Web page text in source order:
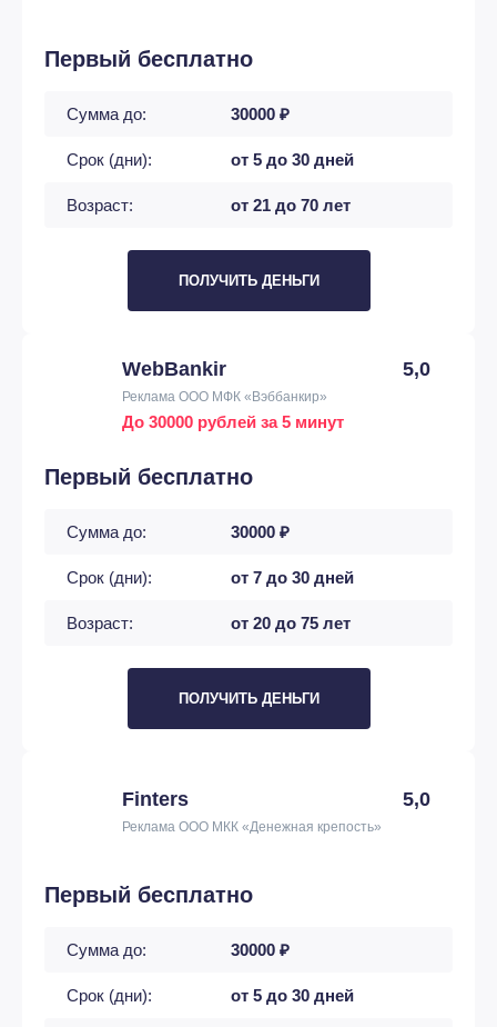
Первый бесплатно
Сумма до: 30000 ₽
Срок (дни): от 5 до 30 дней
Возраст: от 21 до 70 лет
ПОЛУЧИТЬ ДЕНЬГИ
WebBankir 5,0
Реклама ООО МФК «Вэббанкир»
До 30000 рублей за 5 минут
Первый бесплатно
Сумма до: 30000 ₽
Срок (дни): от 7 до 30 дней
Возраст: от 20 до 75 лет
ПОЛУЧИТЬ ДЕНЬГИ
Finters 5,0
Реклама ООО МКК «Денежная крепость»
Первый бесплатно
Сумма до: 30000 ₽
Срок (дни): от 5 до 30 дней